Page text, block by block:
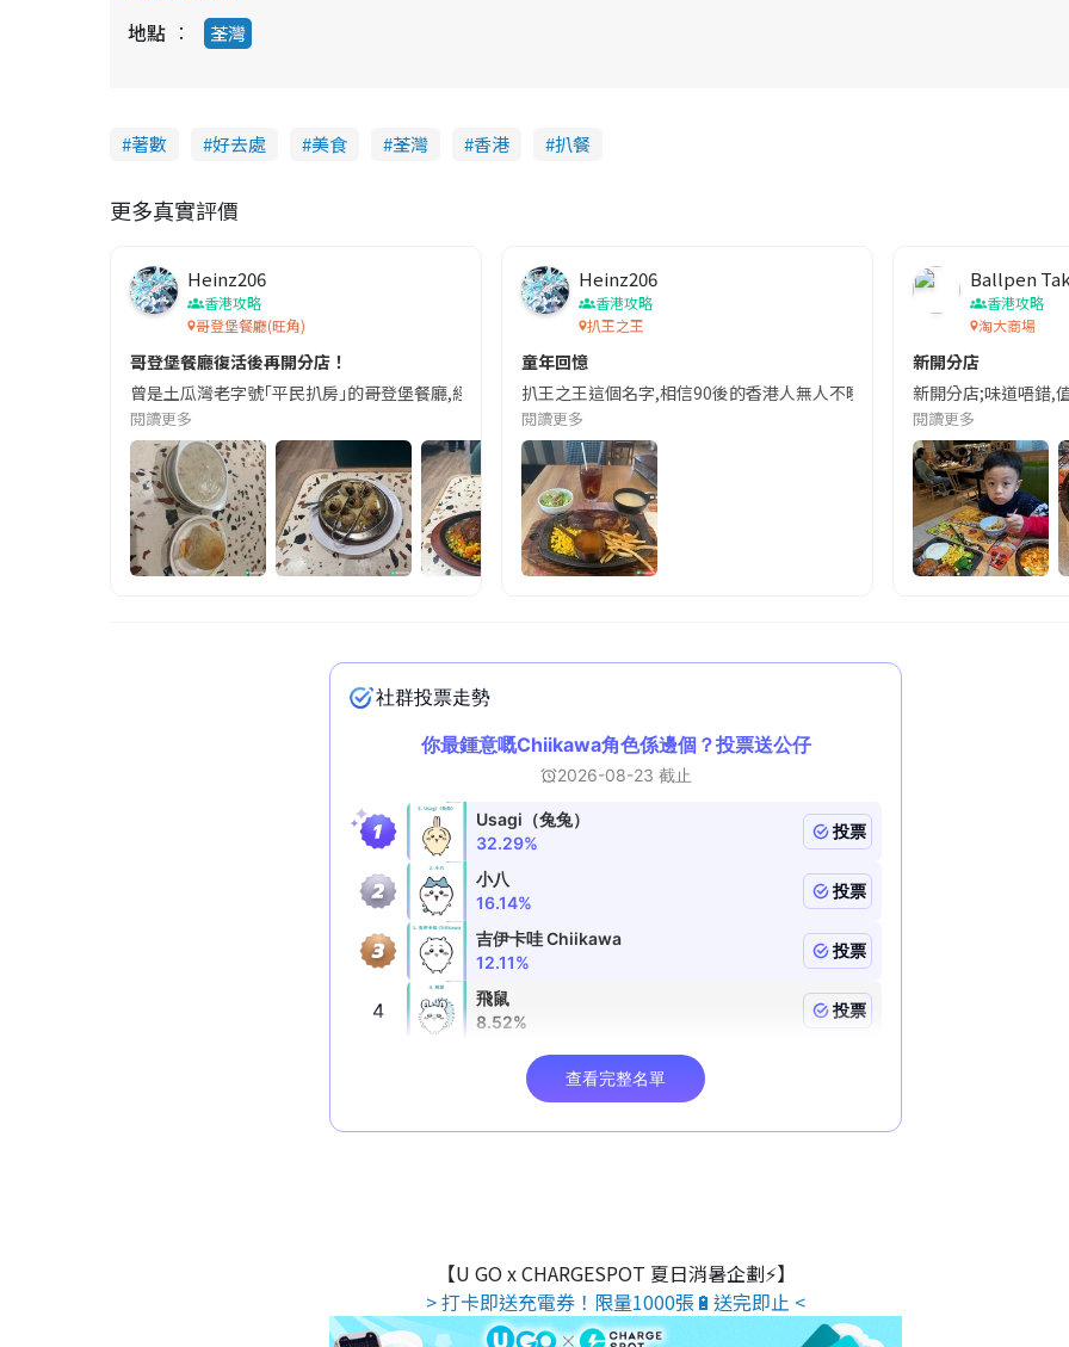
地點 荃灣
著數 好去處 美食 荃灣 香港 扒餐
更多真實評價
Heinz206
香港攻略
哥登堡餐廳(旺角)
哥登堡餐廳復活後再開分店！
曾是土瓜灣老字號｢平民扒房｣的哥登堡餐廳,經歷去年一度結業､隨後獲舊班底｢原地復活｣的戲劇性轉折後,近日更傳來擴充
閱讀更多
Heinz206
香港攻略
扒王之王
童年回憶
扒王之王這個名字,相信90後的香港人無人不曉,曾是學生哥､打工仔的平
閱讀更多
Ballpen
香港攻略
淘大商場
新開分店
新開分店;味道唔錯,
閱讀更多
【U GO x CHARGESPOT 夏日消暑企劃⚡】
> 打卡即送充電券！限量1000張🔋送完即止 <